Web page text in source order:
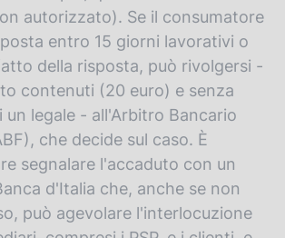
autorizzato). Se il consumatore
entro 15 giorni lavorativi o
della risposta, può rivolgersi -
contenuti (20 euro) e senza
un legale - all'Arbitro Bancario
che decide sul caso. È
segnalare l'accaduto con un
d'Italia che, anche se non
può agevolare l'interlocuzione